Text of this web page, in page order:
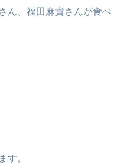
ん、福田麻貴さんが食べ
す。